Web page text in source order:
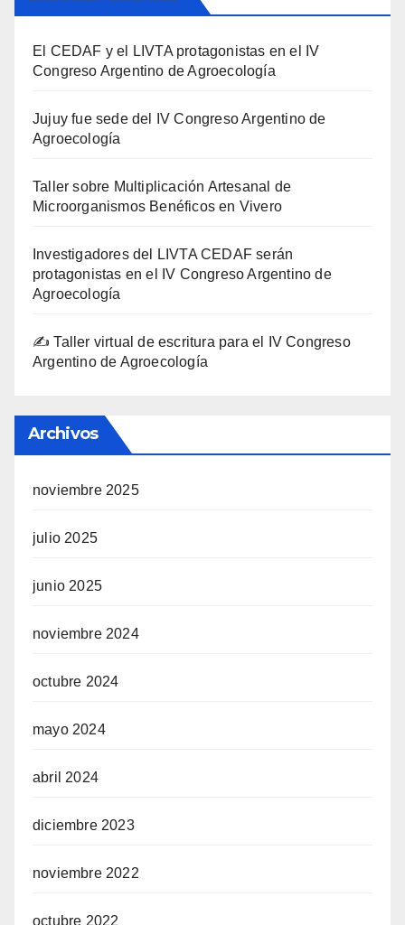
El CEDAF y el LIVTA protagonistas en el IV
Congreso Argentino de Agroecología
Jujuy fue sede del IV Congreso Argentino de
Agroecología
Taller sobre Multiplicación Artesanal de
Microorganismos Benéficos en Vivero
Investigadores del LIVTA CEDAF serán
protagonistas en el IV Congreso Argentino de
Agroecología
✍️ Taller virtual de escritura para el IV Congreso
Argentino de Agroecología
Archivos
noviembre 2025
julio 2025
junio 2025
noviembre 2024
octubre 2024
mayo 2024
abril 2024
diciembre 2023
noviembre 2022
octubre 2022